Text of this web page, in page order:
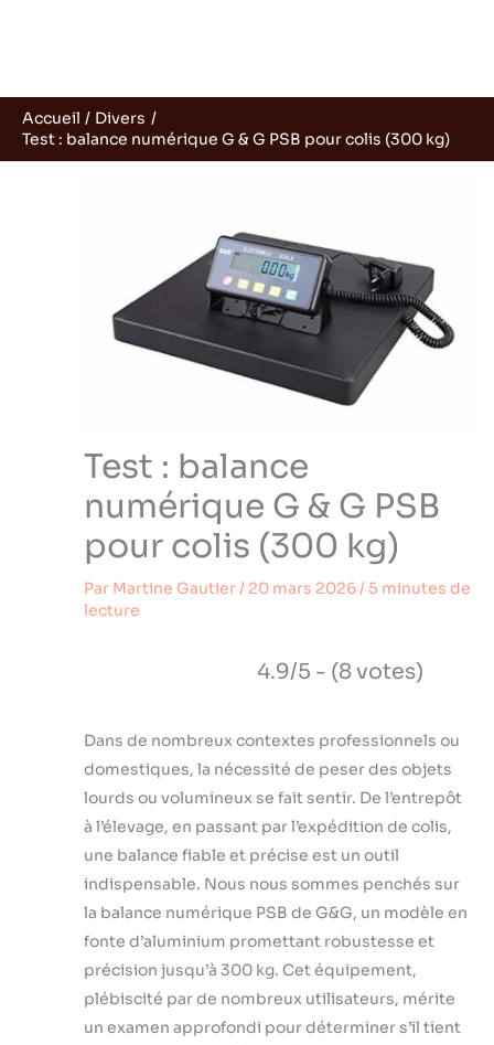
Accueil
Divers
Test : balance numérique G & G PSB pour colis (300 kg)
Test : balance
numérique G & G PSB
pour colis (300 kg)
Par Martine Gautier/ 20 mars 2026/ 5 minutes de
lecture
4.9/5 - (8 votes)
Dans de nombreux contextes professionnels ou
domestiques, la nécessité de peser des objets
lourds ou volumineux se fait sentir. De l’entrepôt
à l’élevage, en passant par l’expédition de colis,
une balance fiable et précise est un outil
indispensable. Nous nous sommes penchés sur
la balance numérique PSB de G&G, un modèle en
fonte d’aluminium promettant robustesse et
précision jusqu’à 300 kg. Cet équipement,
plébiscité par de nombreux utilisateurs, mérite
un examen approfondi pour déterminer s’il tient